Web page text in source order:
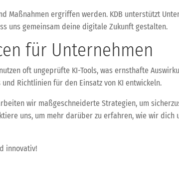
Maßnahmen ergriffen werden. KDB unterstützt
uns gemeinsam deine digitale Zukunft gestalten.
für Unternehmen
oft ungeprüfte KI-Tools, was ernsthafte
Richtlinien für den Einsatz von KI entwickeln.
wir maßgeschneiderte Strategien, um
uns, um mehr darüber zu erfahren, wie wir dich
innovativ!